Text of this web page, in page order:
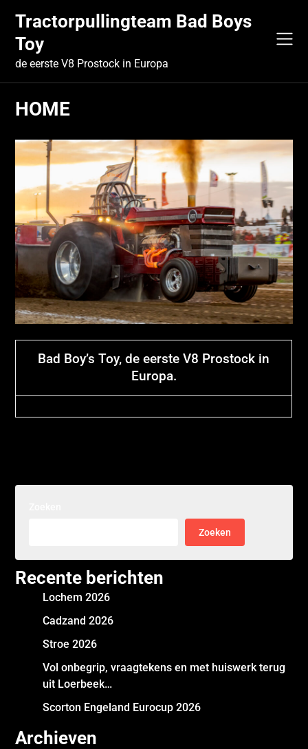
content
Tractorpullingteam Bad Boys
Toy
de eerste V8 Prostock in Europa
HOME
Bad Boy’s Toy, de eerste V8 Prostock in
Europa.
Zoeken
Recente berichten
Lochem 2026
Cadzand 2026
Stroe 2026
Vol onbegrip, vraagtekens en met huiswerk terug
uit Loerbeek…
Scorton Engeland Eurocup 2026
Archieven